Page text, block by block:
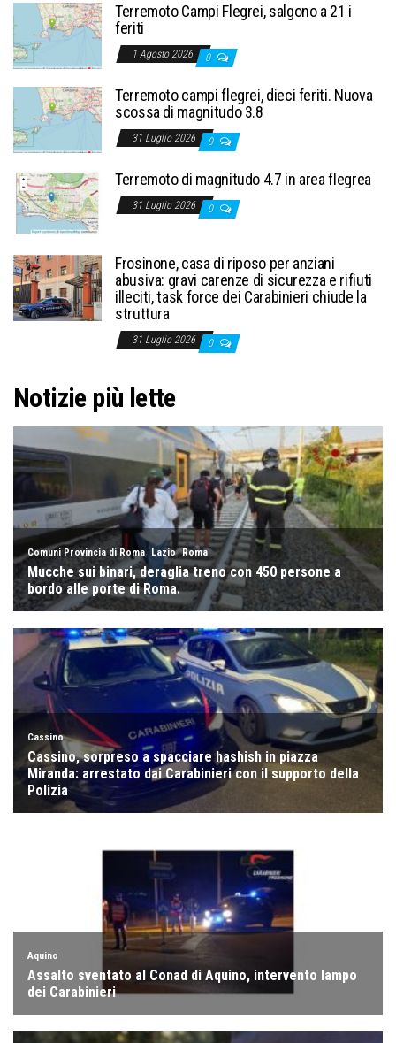
Terremoto Campi Flegrei, salgono a 21 i
feriti
1 Agosto 2026 0
Terremoto campi flegrei, dieci feriti. Nuova
scossa di magnitudo 3.8
31 Luglio 2026 0
Terremoto di magnitudo 4.7 in area flegrea
31 Luglio 2026 0
Frosinone, casa di riposo per anziani
abusiva: gravi carenze di sicurezza e rifiuti
illeciti, task force dei Carabinieri chiude la
struttura
31 Luglio 2026 0
Notizie più lette